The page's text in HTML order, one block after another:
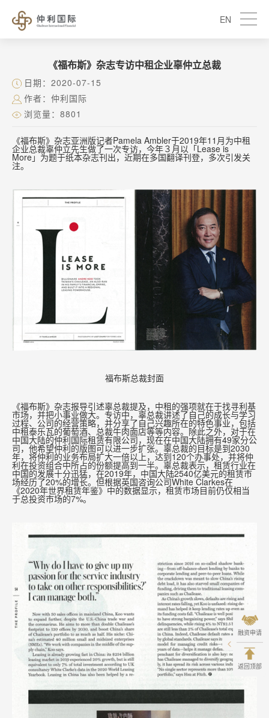
EN
《福布斯》杂志专访中租企业辜仲立总裁
日期：2020-07-15
作者：仲利国际
浏览量：8801
《福布斯》杂志亚洲版记者Pamela Ambler于2019年11月为中租
企业总裁辜仲立先生做了一次专访，今年３月以「Lease is
More」为题于纸本杂志刊出，近期在多国翻译刊登，多次引发关
注。
福布斯总裁封面
《福布斯》杂志报导引述辜总裁提及，中租的强项就在于找寻利基
市场，并把小事业做大。专访中，辜总裁讲述了自己的成长与学习
过程、公司的经营策略，并分享了自己兴趣所在的特色事业，包括
中租泰乐瓦的葡萄酒、总裁牛肉面店等等内容。除此之外，对于在
中国大陆的仲利国际租赁有限公司，现在在中国大陆拥有49家分公
司，他希望仲利的版图可以进一步扩张。辜总裁的目标是到2030
年，将仲利的业务布局扩大一倍以上，达到120个办事处，并将仲
利在投资组合中所占的份额提高到一半。辜总裁表示，租赁行业在
中国的发展十分迅猛，在2019年，中国大陆2540亿美元的租赁市
场经历了20%的增长。但根据英国咨询公司White Clarkes在
《2020年世界租赁年鉴》中的数据显示，租赁市场目前仍仅相当
于总投资市场的7%。
融资申请
返回顶部